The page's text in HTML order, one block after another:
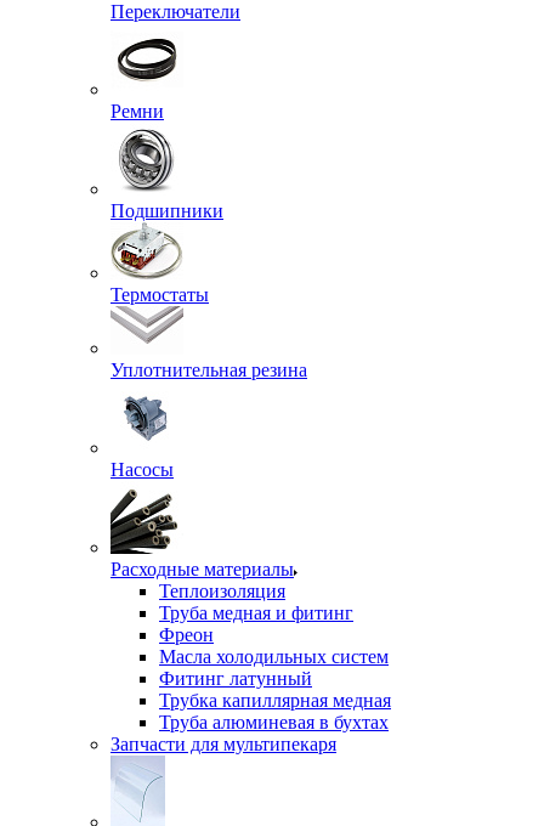
Переключатели
Ремни
Подшипники
Термостаты
Уплотнительная резина
Насосы
Расходные материалы
Теплоизоляция
Труба медная и фитинг
Фреон
Масла холодильных систем
Фитинг латунный
Трубка капиллярная медная
Труба алюминевая в бухтах
Запчасти для мультипекаря